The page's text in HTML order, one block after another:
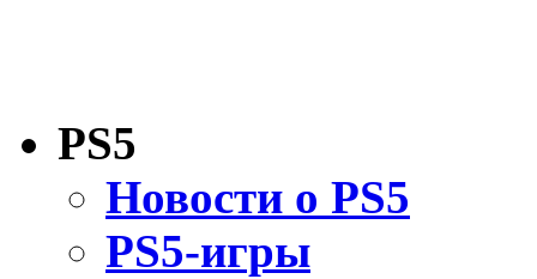
PS5
Новости о PS5
PS5-игры